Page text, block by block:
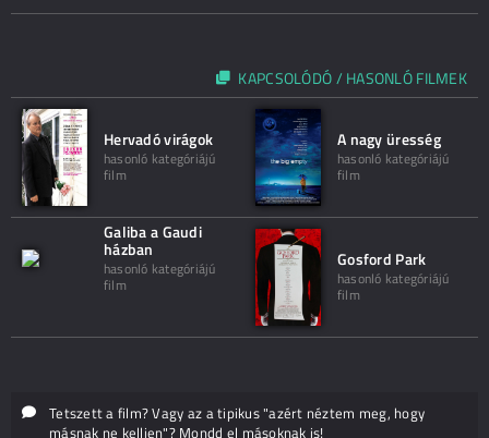
KAPCSOLÓDÓ / HASONLÓ FILMEK
Hervadó virágok
hasonló kategóriájú
film
A nagy üresség
hasonló kategóriájú
film
Galiba a Gaudi
házban
hasonló kategóriájú
film
Gosford Park
hasonló kategóriájú
film
Tetszett a film? Vagy az a tipikus "azért néztem meg, hogy
másnak ne kelljen"? Mondd el másoknak is!